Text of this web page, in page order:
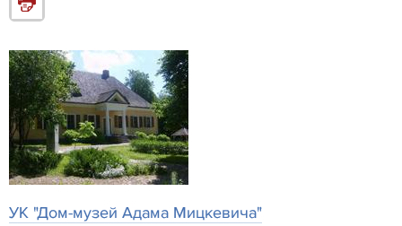
УК "Дом-музей Адама Мицкевича"